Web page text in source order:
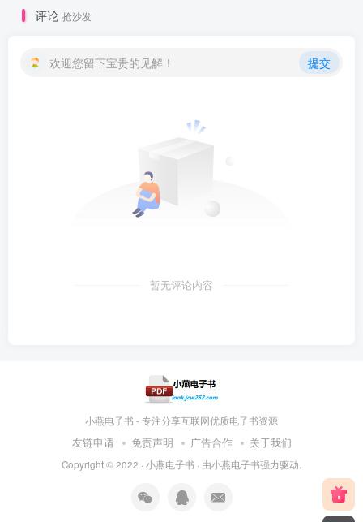
评论 抢沙发
欢迎您留下宝贵的见解！ 提交
暂无评论内容
小燕电子书 - 专注分享互联网优质电子书资源
友链申请 免责声明 广告合作 关于我们
Copyright © 2022 · 小燕电子书 · 由小燕电子书强力驱动.